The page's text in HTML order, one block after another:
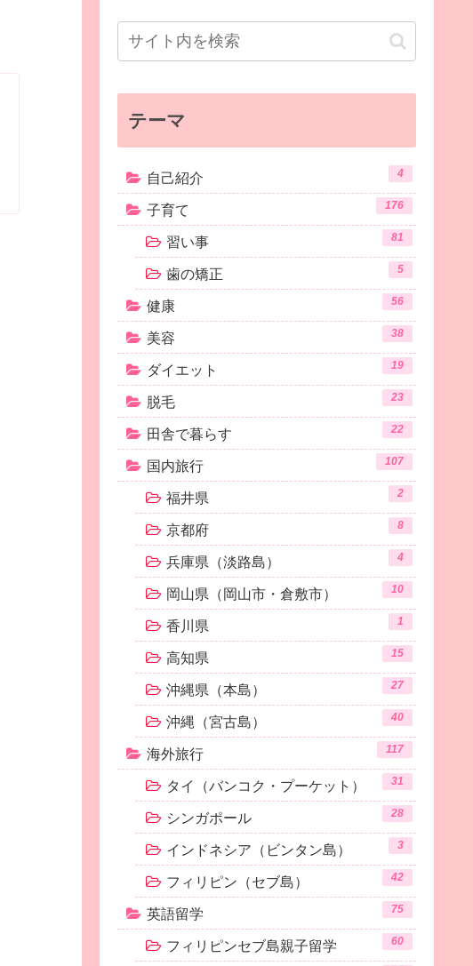
テーマ
自己紹介 4
子育て 176
習い事 81
歯の矯正 5
健康 56
美容 38
ダイエット 19
脱毛 23
田舎で暮らす 22
国内旅行 107
福井県 2
京都府 8
兵庫県（淡路島） 4
岡山県（岡山市・倉敷市） 10
香川県 1
高知県 15
沖縄県（本島） 27
沖縄（宮古島） 40
海外旅行 117
タイ（バンコク・プーケット） 31
シンガポール 28
インドネシア（ビンタン島） 3
フィリピン（セブ島） 42
英語留学 75
フィリピンセブ島親子留学 60